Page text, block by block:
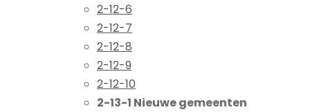
2-12-6
2-12-7
2-12-8
2-12-9
2-12-10
2-13-1 Nieuwe gemeenten